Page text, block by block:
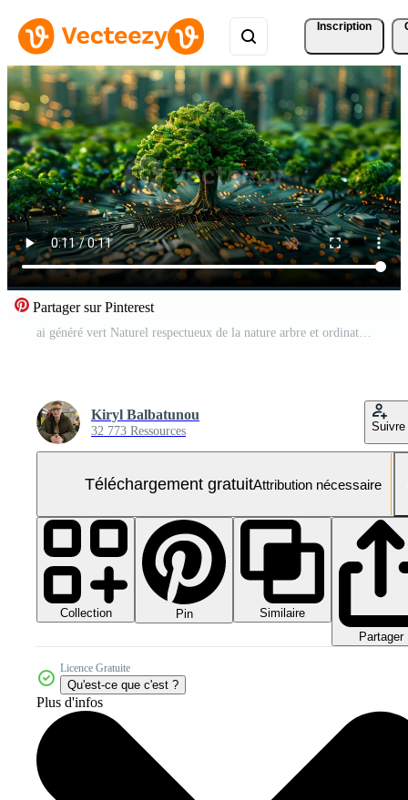
Inscription
Partager sur Pinterest
ai généré vert Naturel respectueux de la nature arbre et ordinateur La technologie sur un abstrait haute technologie futuriste Contexte de puces électroniques et ordinateur circuit planches avec transistors Vidéo Gratuite
Kiryl Balbatunou
32 773 Ressources Suivre
Téléchargement gratuitAttribution nécessaire
Collection Pin
Similaire
Partager
Licence Gratuite
Qu'est-ce que c'est ?
Plus d'infos